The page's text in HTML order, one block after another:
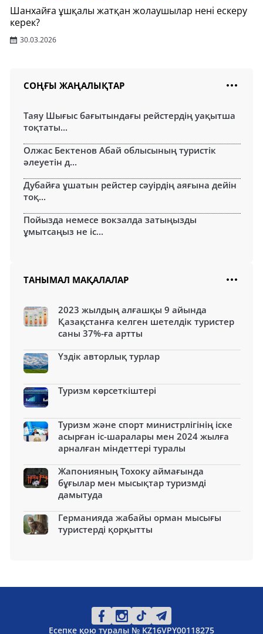
Шанхайға ұшқалы жатқан жолаушылар нені ескеру
керек?
30.03.2026
СОҢҒЫ ЖАҢАЛЫҚТАР
Таяу Шығыс бағытындағы рейстердің уақытша
тоқтаты...
Олжас Бектенов Абай облысының туристік
әлеуетін д...
Дубайға ұшатын рейстер сәуірдің аяғына дейін
тоқ...
Пойызда немесе вокзалда затыңызды
ұмытсаңыз не іс...
ТАНЫМАЛ МАҚАЛАЛАР
2023 жылдың алғашқы 9 айында
Қазақстанға келген шетелдік туристер
саны 37%-ға артты
Үздік авторлық турлар
Туризм көрсеткіштері
Туризм және спорт министрлігінің іске
асырған іс-шаралары мен 2024 жылға
арналған міндеттері туралы
Жапонияның Тохоку аймағында
бұғылар мен мысықтар туризмді
дамытуда
Германияда жабайы орман мысығы
туристерді қорқытты
Есепке қою туралы № KZ16VPY00118275